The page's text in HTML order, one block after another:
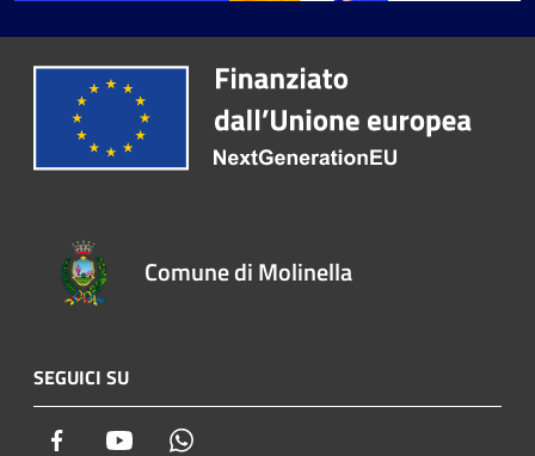
Comune di Molinella
SEGUICI SU
Facebook Youtube